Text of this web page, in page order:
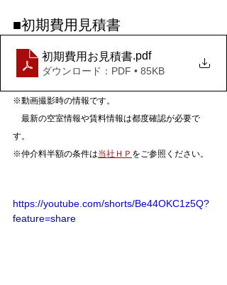
■初期費用見積書
初期費用お見積書.pdf
ダウンロード：PDF • 85KB
※動画撮影時の情報です。
最新の空室情報や賃料情報は都度確認が必要で
す。
※仲介料半額の条件は当社ＨＰ をご参照ください。
https://youtube.com/shorts/Be44OKC1z5Q?
feature=share